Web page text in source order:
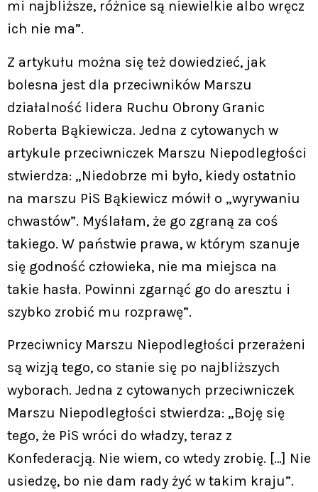
mi najbliższe, różnice są niewielkie albo wręcz
ich nie ma”.
Z artykułu można się też dowiedzieć, jak
bolesna jest dla przeciwników Marszu
działalność lidera Ruchu Obrony Granic
Roberta Bąkiewicza. Jedna z cytowanych w
artykule przeciwniczek Marszu Niepodległości
stwierdza: „Niedobrze mi było, kiedy ostatnio
na marszu PiS Bąkiewicz mówił o „wyrywaniu
chwastów”. Myślałam, że go zgraną za coś
takiego. W państwie prawa, w którym szanuje
się godność człowieka, nie ma miejsca na
takie hasła. Powinni zgarnąć go do aresztu i
szybko zrobić mu rozprawę”.
Przeciwnicy Marszu Niepodległości przerażeni
są wizją tego, co stanie się po najbliższych
wyborach. Jedna z cytowanych przeciwniczek
Marszu Niepodległości stwierdza: „Boję się
tego, że PiS wróci do władzy, teraz z
Konfederacją. Nie wiem, co wtedy zrobię. […] Nie
usiedzę, bo nie dam rady żyć w takim kraju”.